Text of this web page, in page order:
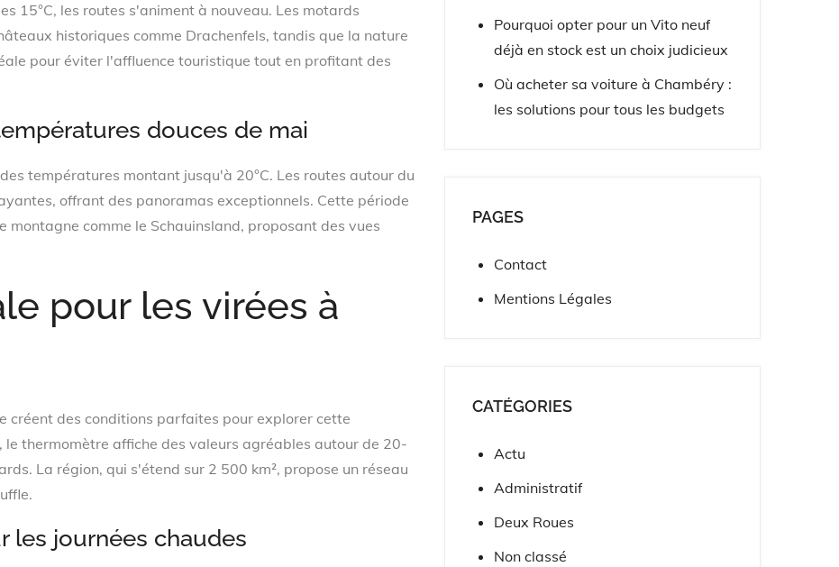
15°C, les routes s'animent à nouveau. Les motards
historiques comme Drachenfels, tandis que la nature
pour éviter l'affluence touristique tout en profitant des
douces de mai
températures montant jusqu'à 20°C. Les routes autour du
offrant des panoramas exceptionnels. Cette période
comme le Schauinsland, proposant des vues
pour les virées à
créent des conditions parfaites pour explorer cette
thermomètre affiche des valeurs agréables autour de 20-
La région, qui s'étend sur 2 500 km², propose un réseau
les journées chaudes
Pourquoi opter pour un Vito neuf
déjà en stock est un choix judicieux
Où acheter sa voiture à Chambéry :
les solutions pour tous les budgets
PAGES
Contact
Mentions Légales
CATÉGORIES
Actu
Administratif
Deux Roues
Non classé